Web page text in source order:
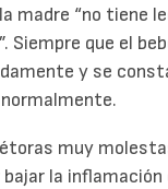
madre “no tiene
Siempre que el
y se
muy
la inflamación